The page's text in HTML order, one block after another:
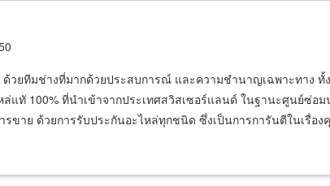
วยทีมช่างที่มากด้วยประสบการณ์ และความชำนาญเฉพาะทาง ทั้
แทั 100% ที่นำเข้าจากประเทศสวิสเซอร์แลนด์ ในฐานะศูนย์ซ่อ
รขาย ด้วยการรับประกันอะไหล่ทุกชนิด ซึ่งเป็นการการันตีในเรื่อ